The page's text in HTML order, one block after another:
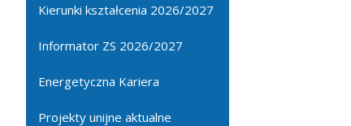
Kierunki kształcenia 2026/2027
Informator ZS 2026/2027
Energetyczna Kariera
Projekty unijne aktualne